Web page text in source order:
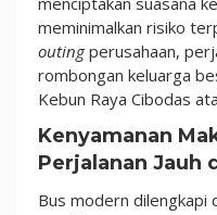
meminimalkan risiko
outingperusahaan,
rombongan keluarga
Kebun Raya Cibodas
Kenyamanan
Perjalanan Jauh
Bus modern dilengkapi